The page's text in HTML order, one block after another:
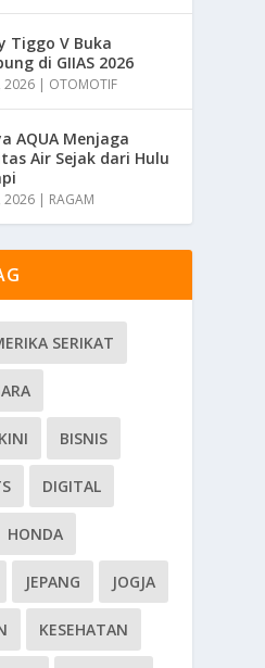
Tiggo V Buka
di GIIAS 2026
2026 | OTOMOTIF
AQUA Menjaga
Air Sejak dari Hulu
2026 | RAGAM
SERIKAT
BISNIS
DIGITAL
HONDA
JEPANG JOGJA
KESEHATAN